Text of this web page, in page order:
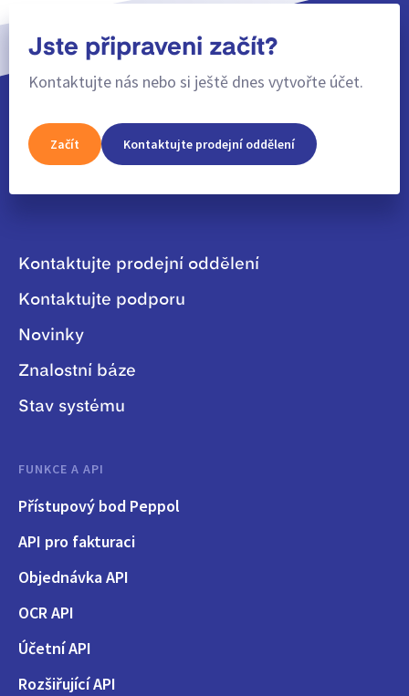
Jste připraveni začít?
Kontaktujte nás nebo si ještě dnes vytvořte účet.
Začít Kontaktujte prodejní oddělení
Kontaktujte prodejní oddělení
Kontaktujte podporu
Novinky
Znalostní báze
Stav systému
FUNKCE A API
Přístupový bod Peppol
API pro fakturaci
Objednávka API
OCR API
Účetní API
Rozšiřující API